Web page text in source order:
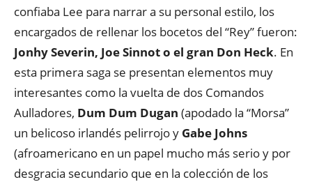
confiaba Lee para narrar a su personal estilo, los
encargados de rellenar los bocetos del “Rey” fueron:
Jonhy Severin, Joe Sinnot o el gran Don Heck. En
esta primera saga se presentan elementos muy
interesantes como la vuelta de dos Comandos
Aulladores, Dum Dum Dugan (apodado la “Morsa”
un belicoso irlandés pelirrojo y Gabe Johns
(afroamericano en un papel mucho más serio y por
desgracia secundario que en la colección de los